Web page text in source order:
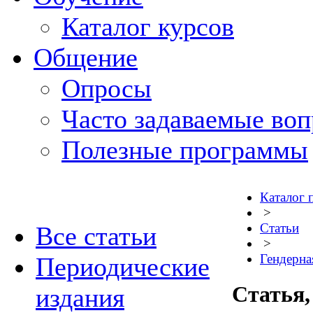
Каталог курсов
Общение
Опросы
Часто задаваемые
Полезные программы
Все статьи
Периодические
издания
Каталог
>
Статьи
>